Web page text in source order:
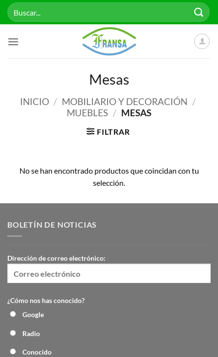
Saltar
Buscar
por:
Mesas
INICIO / MOBILIARIO Y DECORACIÓN /
MUEBLES / MESAS
FILTRAR
No se han encontrado productos que coincidan con tu
selección.
BOLETÍN DE NOTICIAS
Dirección de correo electrónico:
¿Cómo nos has conocido?
Google
Radio
Conocido